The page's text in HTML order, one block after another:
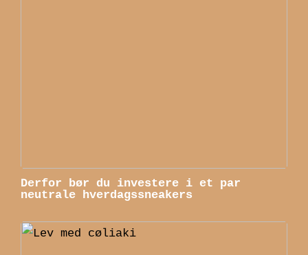
Derfor bør du investere i et par
neutrale hverdagssneakers